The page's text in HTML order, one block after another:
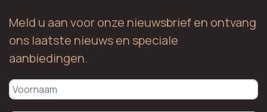
Meld u aan voor onze nieuwsbrief en ontvang
ons laatste nieuws en speciale
aanbiedingen.